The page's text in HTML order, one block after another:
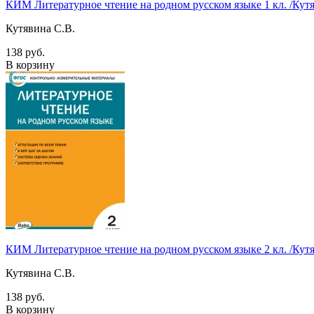
КИМ Литературное чтение на родном русском языке 1 кл. /
Кутявина С.В.
138 руб.
В корзину
КИМ Литературное чтение на родном русском языке 2 кл. /
Кутявина С.В.
138 руб.
В корзину